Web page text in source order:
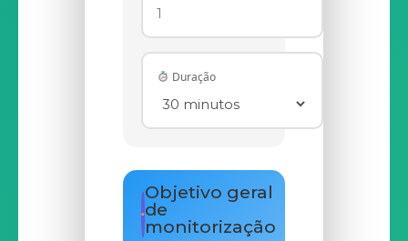
Duração
Objetivo geral
de
monitorização